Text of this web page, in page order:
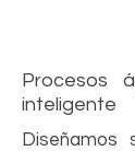
Procesos
inteligente
Diseñamos